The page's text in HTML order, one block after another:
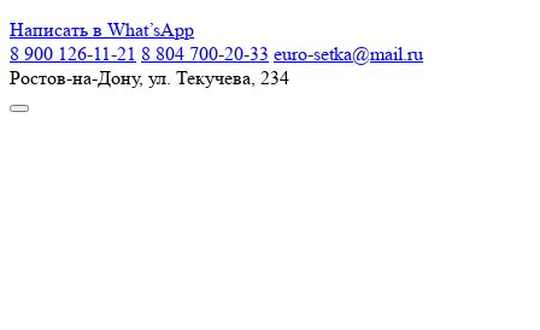
Написать в What’sApp
8 900 126-11-21 8 804 700-20-33 euro-setka@mail.ru
Ростов-на-Дону, ул. Текучева, 234